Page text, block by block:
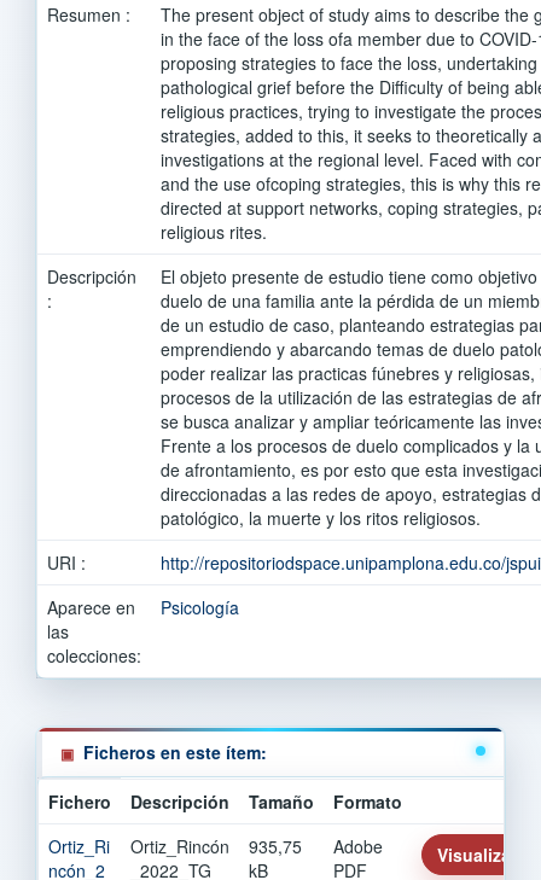
Resumen :
The present object of study aims to describe the
in the face of the loss ofa member due to
proposing strategies to face the loss,
pathological grief before the Difficulty of being
religious practices, trying to investigate the
strategies, added to this, it seeks to theoretically
investigations at the regional level. Faced with
and the use ofcoping strategies, this is why this
directed at support networks, coping strategies,
religious rites.
Descripción
:
El objeto presente de estudio tiene como
duelo de una familia ante la pérdida de un
de un estudio de caso, planteando estrategias
emprendiendo y abarcando temas de duelo
poder realizar las practicas fúnebres y
procesos de la utilización de las estrategias de
se busca analizar y ampliar teóricamente las
Frente a los procesos de duelo complicados y la
de afrontamiento, es por esto que esta
direccionadas a las redes de apoyo, estrategias
patológico, la muerte y los ritos religiosos.
URI :
http://repositoriodspace.unipamplona.edu.co/
Aparece en
las
colecciones:
Psicología
Ficheros en este ítem:
Fichero Descripción Tamaño
Formato
Ortiz_Ri
ncón_2
Ortiz_Rincón
_2022_TG
935,75
kB
Adobe
PDF
Visualizar/